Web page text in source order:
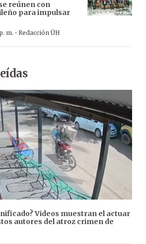
reúnen con
para impulsar
m. · Redacción ÚH
Videos muestran el actuar
autores del atroz crimen de